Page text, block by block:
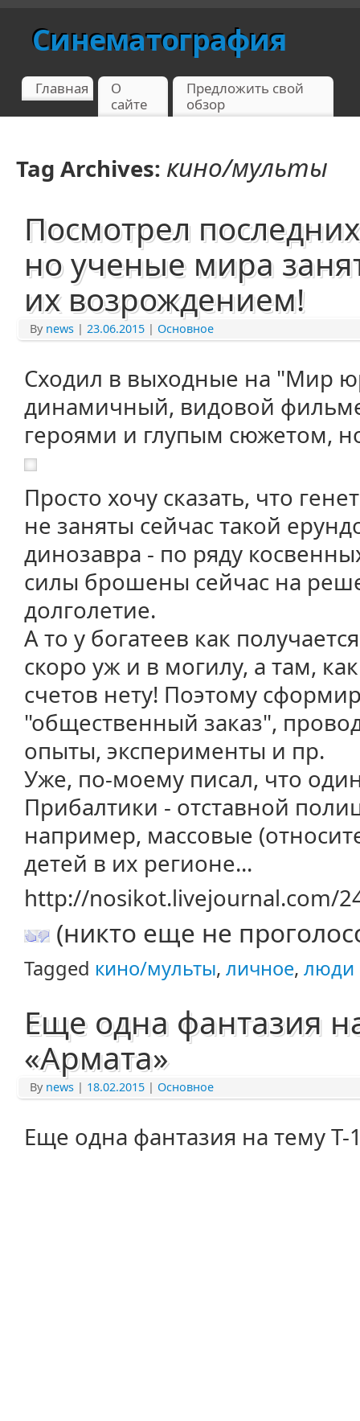
Синематография
Главная
О
сайте
Предложить свой
обзор
Tag Archives: кино/мульты
Посмотрел
но ученые мира
их возрождением!
By news | 23.06.2015 | Основное
Сходил в выходные на "Мир
динамичный, видовой
героями и глупым сюжетом,
Просто хочу сказать, что
не заняты сейчас такой
динозавра - по ряду
силы брошены сейчас на
долголетие.
А то у богатеев как
скоро уж и в могилу, а там,
счетов нету! Поэтому
"общественный заказ",
опыты, эксперименты и пр.
Уже, по-моему писал, что
Прибалтики - отставной
например, массовые
детей в их регионе...
http://nosikot.livejournal.com/
(никто еще не
Tagged кино/мульты, личное, люди
Еще одна фантазия
«Армата»
By news | 18.02.2015 | Основное
Еще одна фантазия на тему Т-